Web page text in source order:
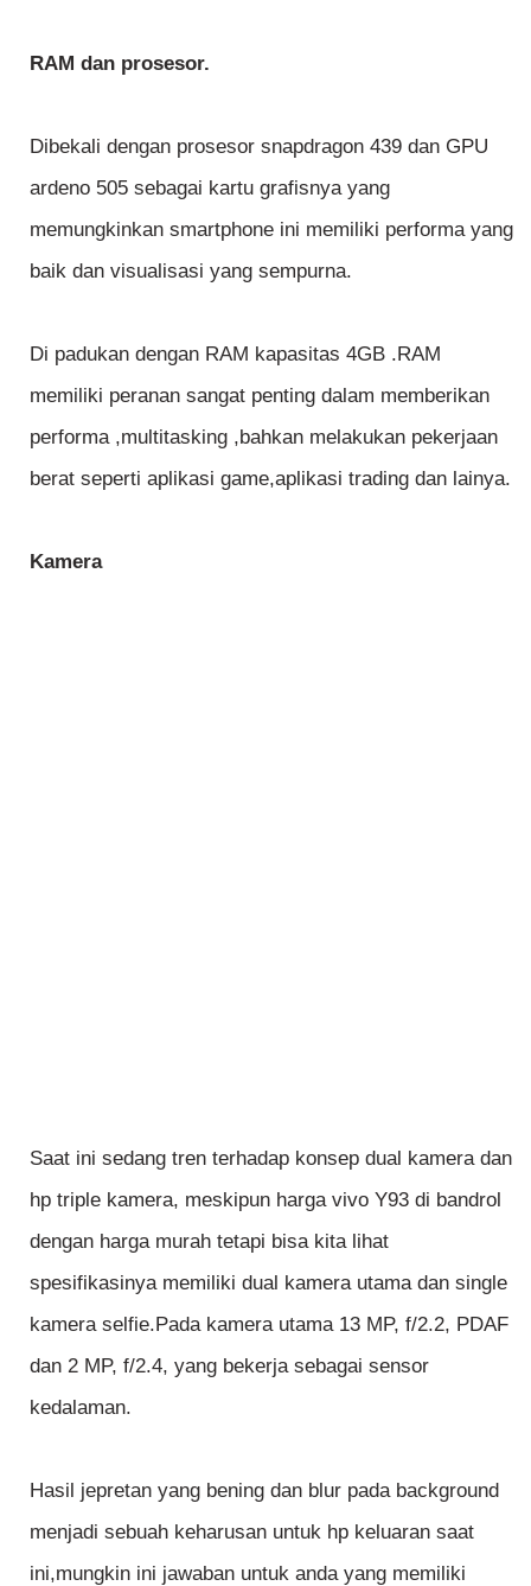
RAM dan prosesor.
Dibekali dengan prosesor snapdragon 439 dan GPU
ardeno 505 sebagai kartu grafisnya yang
memungkinkan smartphone ini memiliki performa yang
baik dan visualisasi yang sempurna.
Di padukan dengan RAM kapasitas 4GB .RAM
memiliki peranan sangat penting dalam memberikan
performa ,multitasking ,bahkan melakukan pekerjaan
berat seperti aplikasi game,aplikasi trading dan lainya.
Kamera
Saat ini sedang tren terhadap konsep dual kamera dan
hp triple kamera, meskipun harga vivo Y93 di bandrol
dengan harga murah tetapi bisa kita lihat
spesifikasinya memiliki dual kamera utama dan single
kamera selfie.Pada kamera utama 13 MP, f/2.2, PDAF
dan 2 MP, f/2.4, yang bekerja sebagai sensor
kedalaman.
Hasil jepretan yang bening dan blur pada background
menjadi sebuah keharusan untuk hp keluaran saat
ini,mungkin ini jawaban untuk anda yang memiliki